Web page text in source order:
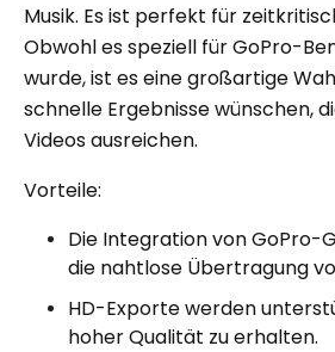
Musik. Es ist perfekt für
Obwohl es speziell für GoPro-
wurde, ist es eine großartige
schnelle Ergebnisse wünschen,
Videos ausreichen.
Vorteile:
Die Integration von GoPro-
die nahtlose Übertragung
HD-Exporte werden
hoher Qualität zu erhalten.